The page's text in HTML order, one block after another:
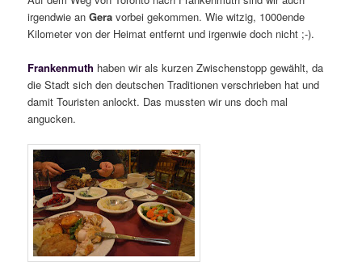
irgendwie anGeravorbei gekommen. Wie witzig, 1000ende
Kilometer von der Heimat entfernt und irgenwie doch nicht ;-).
Frankenmuth haben wir als kurzen Zwischenstopp gewählt, da
die Stadt sich den deutschen Traditionen verschrieben hat und
damit Touristen anlockt. Das mussten wir uns doch mal
angucken.